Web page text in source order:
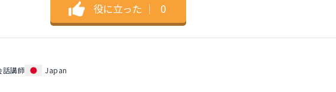
役に立った ｜ 0
話講師
Japan